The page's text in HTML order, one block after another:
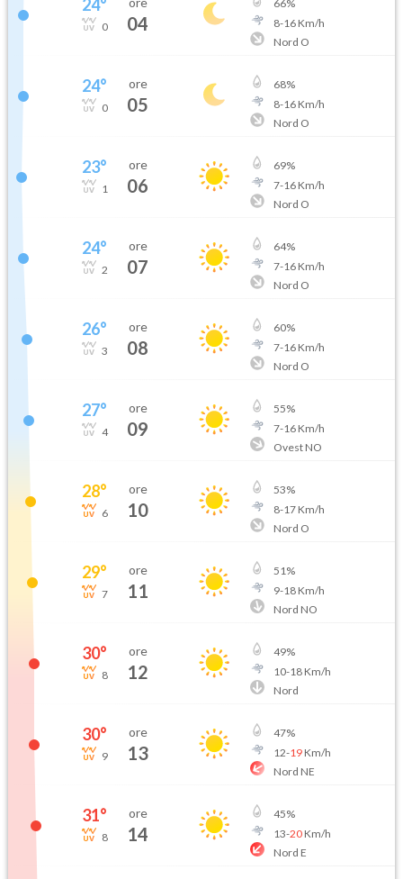
24°
0 04
66%
8-16Km/h
Nord O
24°
0
ore
05
68%
8-16Km/h
Nord O
23°
1
ore
06
69%
7-16Km/h
Nord O
24°
2
ore
07
64%
7-16Km/h
Nord O
26°
3
ore
08
60%
7-16Km/h
Nord O
27°
4
ore
09
55%
7-16Km/h
Ovest NO
28°
6
ore
10
53%
8-17Km/h
Nord O
29°
7
ore
11
51%
9-18Km/h
Nord NO
30°
8
ore
12
49%
10-18Km/h
Nord
30°
9
ore
13
47%
12-19Km/h
Nord NE
31°
8
ore
14
45%
13-20Km/h
Nord E